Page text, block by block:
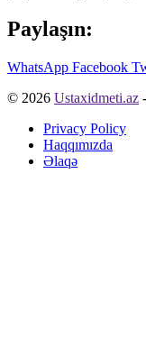
Paylaşın:
WhatsApp Facebook
© 2026 Ustaxidmeti.az
Privacy Policy
Haqqımızda
Əlaqə